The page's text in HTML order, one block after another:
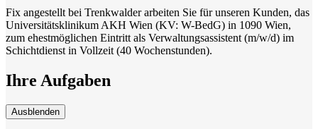
Fix angestellt bei Trenkwalder arbeiten Sie für unseren Kunden, das
Universitätsklinikum AKH Wien (KV: W-BedG) in 1090 Wien,
zum ehestmöglichen Eintritt als Verwaltungsassistent (m/w/d) im
Schichtdienst in Vollzeit (40 Wochenstunden).
Ihre Aufgaben
Ausblenden